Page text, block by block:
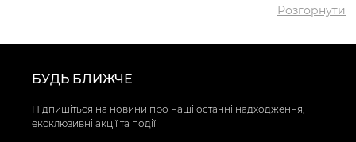
Розгорнути
БУДЬ БЛИЖЧЕ
Підпишіться на новини про наші останні надходження,
ексклюзивні акції та події